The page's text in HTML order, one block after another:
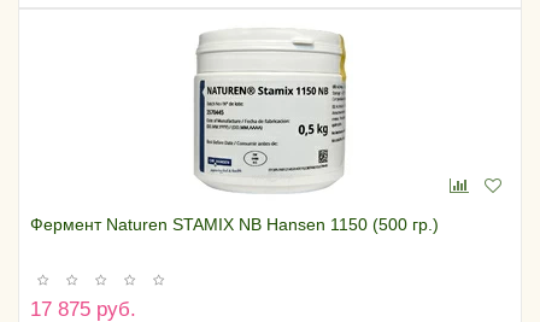
Фермент Naturen STAMIX NB Hansen 1150 (500 гр.)
17 875 руб.